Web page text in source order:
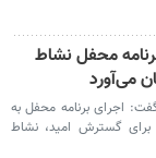
محفل نشاط
می‌آورد
اجرای برنامه محفل به
برای گسترش امید، نشاط